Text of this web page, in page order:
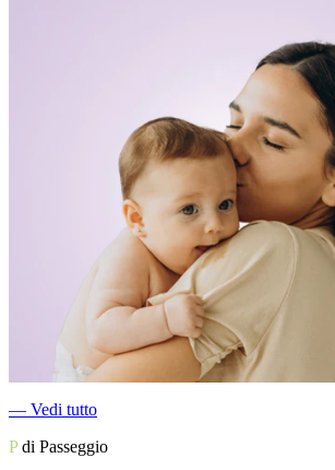
― Vedi tutto
Pdi Passeggio